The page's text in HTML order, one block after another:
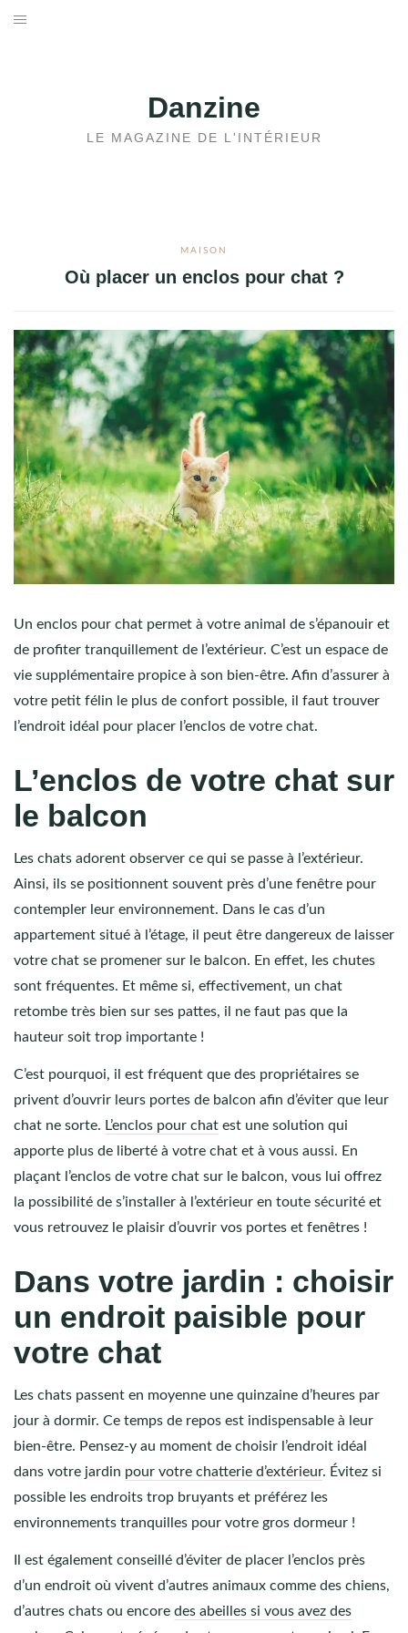
Danzine
LE MAGAZINE DE L'INTÉRIEUR
MAISON
Où placer un enclos pour chat ?
Un enclos pour chat permet à votre animal de s’épanouir et
de profiter tranquillement de l’extérieur. C’est un espace de
vie supplémentaire propice à son bien-être. Afin d’assurer à
votre petit félin le plus de confort possible, il faut trouver
l’endroit idéal pour placer l’enclos de votre chat.
L’enclos de votre chat sur
le balcon
Les chats adorent observer ce qui se passe à l’extérieur.
Ainsi, ils se positionnent souvent près d’une fenêtre pour
contempler leur environnement. Dans le cas d’un
appartement situé à l’étage, il peut être dangereux de laisser
votre chat se promener sur le balcon. En effet, les chutes
sont fréquentes. Et même si, effectivement, un chat
retombe très bien sur ses pattes, il ne faut pas que la
hauteur soit trop importante !
C’est pourquoi, il est fréquent que des propriétaires se
privent d’ouvrir leurs portes de balcon afin d’éviter que leur
chat ne sorte. L’enclos pour chat est une solution qui
apporte plus de liberté à votre chat et à vous aussi. En
plaçant l’enclos de votre chat sur le balcon, vous lui offrez
la possibilité de s’installer à l’extérieur en toute sécurité et
vous retrouvez le plaisir d’ouvrir vos portes et fenêtres !
Dans votre jardin : choisir
un endroit paisible pour
votre chat
Les chats passent en moyenne une quinzaine d’heures par
jour à dormir. Ce temps de repos est indispensable à leur
bien-être. Pensez-y au moment de choisir l’endroit idéal
dans votre jardin pour votre chatterie d’extérieur. Évitez si
possible les endroits trop bruyants et préférez les
environnements tranquilles pour votre gros dormeur !
Il est également conseillé d’éviter de placer l’enclos près
d’un endroit où vivent d’autres animaux comme des chiens,
d’autres chats ou encore des abeilles si vous avez des